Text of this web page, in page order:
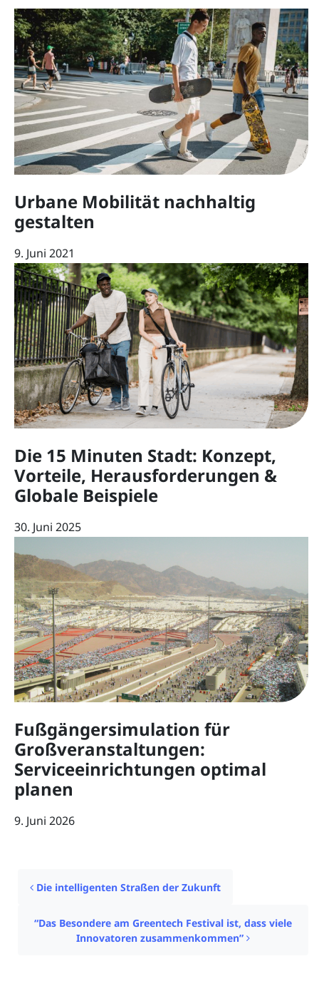
Urbane Mobilität nachhaltig
gestalten
9. Juni 2021
Die 15 Minuten Stadt: Konzept,
Vorteile, Herausforderungen &
Globale Beispiele
30. Juni 2025
Fußgängersimulation für
Großveranstaltungen:
Serviceeinrichtungen optimal
planen
9. Juni 2026
Die intelligenten Straßen der Zukunft
“Das Besondere am Greentech Festival ist, dass viele
Innovatoren zusammenkommen”